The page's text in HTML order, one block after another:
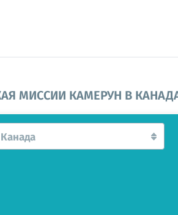
МИССИИ КАМЕРУН В
Канада